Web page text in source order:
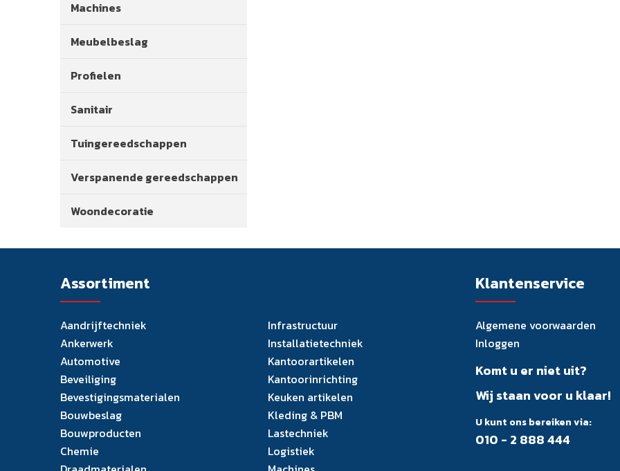
Machines
Meubelbeslag
Profielen
Sanitair
Tuingereedschappen
Verspanende gereedschappen
Woondecoratie
Assortiment
Aandrijftechniek
Ankerwerk
Automotive
Beveiliging
Bevestigingsmaterialen
Bouwbeslag
Bouwproducten
Chemie
Infrastructuur
Installatietechniek
Kantoorartikelen
Kantoorinrichting
Keuken artikelen
Kleding & PBM
Lastechniek
Logistiek
Klantenservice
Algemene voorwaarden
Inloggen
Komt u er niet uit?
Wij staan voor u klaar!
U kunt ons bereiken via:
010 - 2 888 444